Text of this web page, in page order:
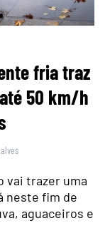
fria traz
50 km/h
vai trazer uma
neste fim de
aguaceiros e